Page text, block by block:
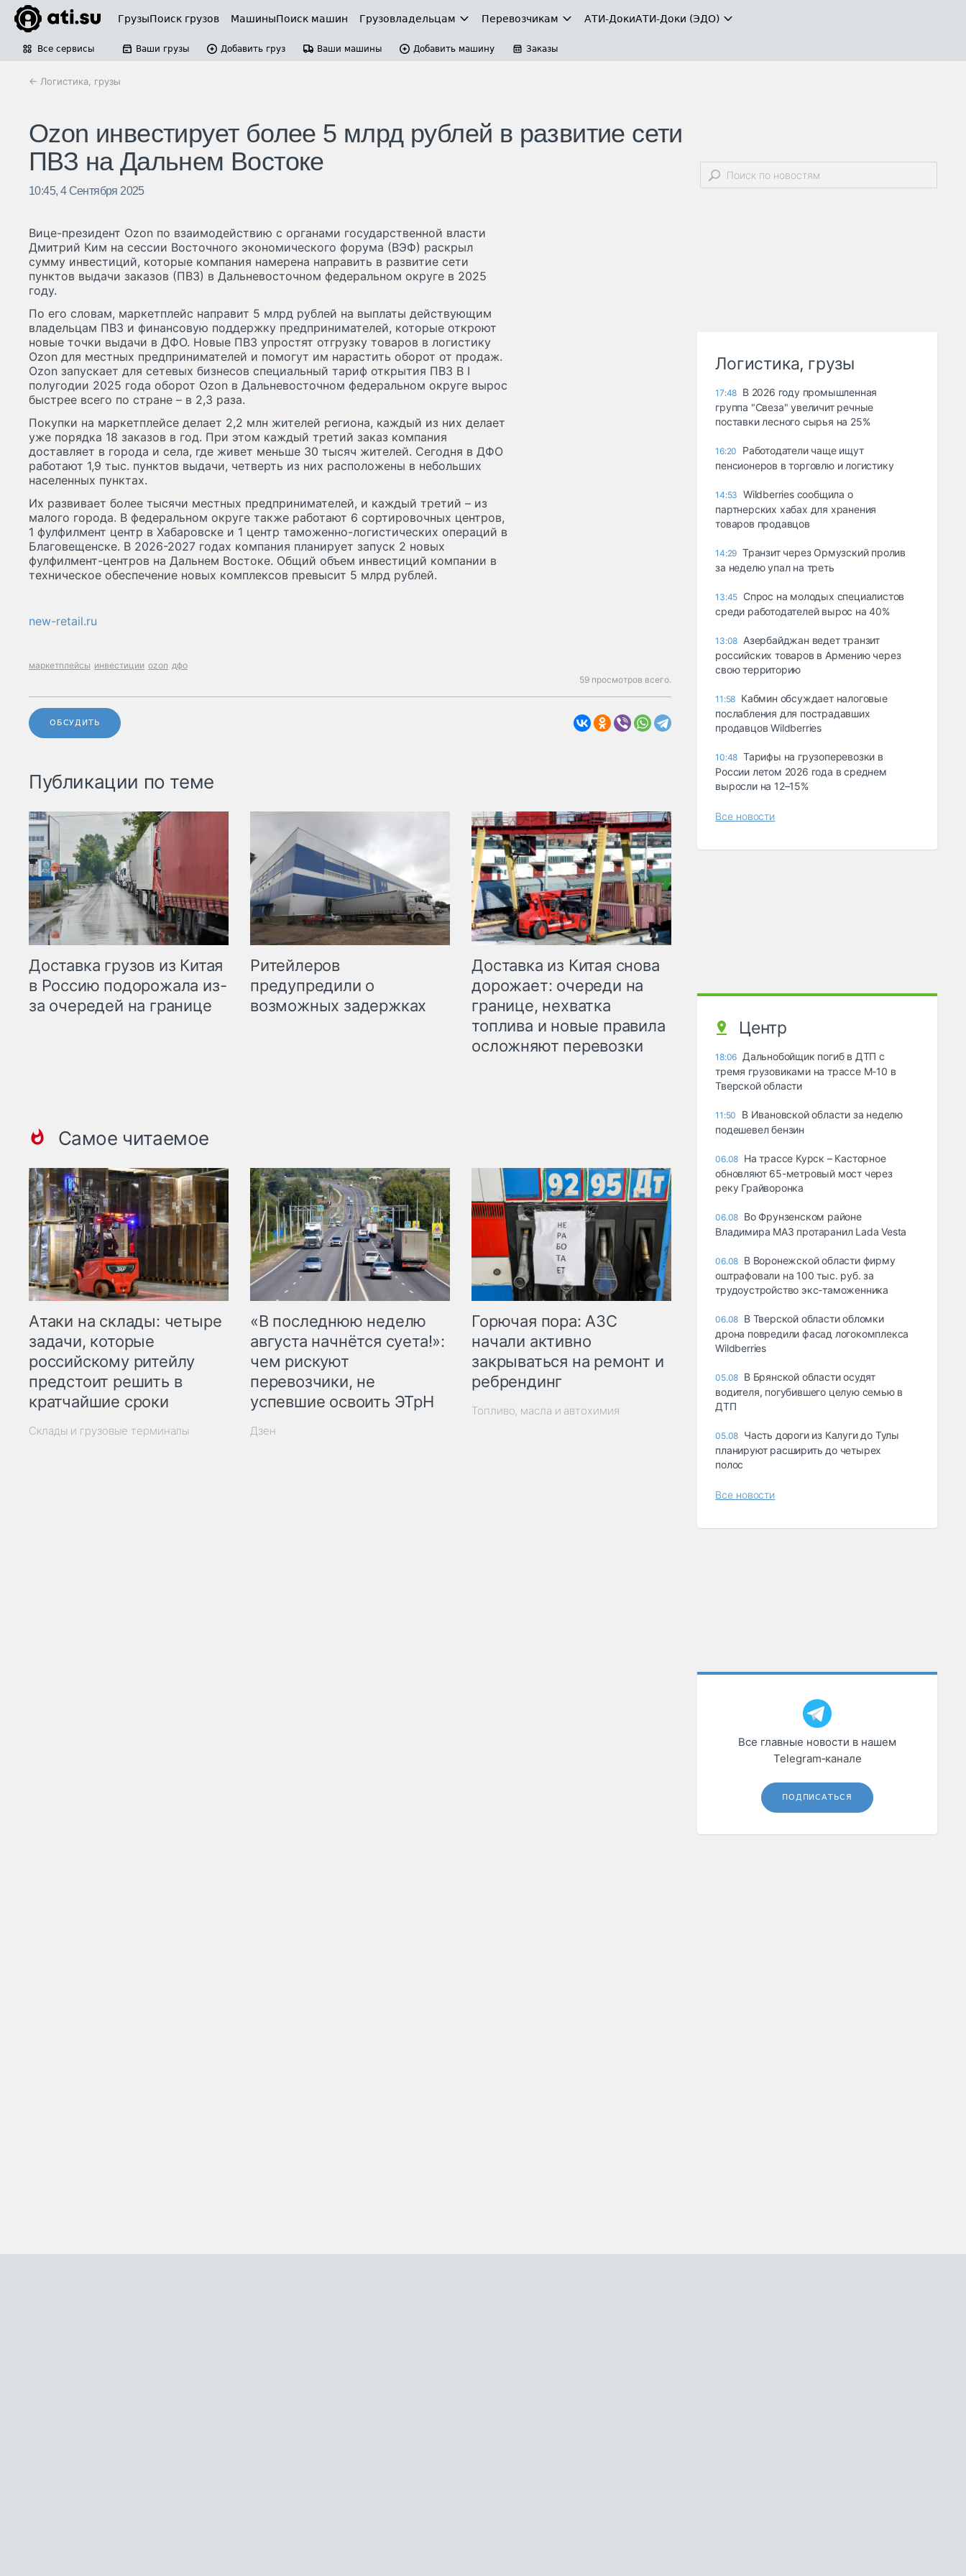
ГрузыПоиск грузов МашиныПоиск машин Грузовладельцам Перевозчикам АТИ-ДокиАТИ-Доки (ЭДО)
Все сервисы Ваши грузы Добавить груз Ваши машины Добавить машину Заказы
← Логистика, грузы
Ozon инвестирует более 5 млрд рублей в развитие сети
ПВЗ на Дальнем Востоке
10:45, 4 Сентября 2025
Вице-президент Ozon по взаимодействию с органами государственной власти
Дмитрий Ким на сессии Восточного экономического форума (ВЭФ) раскрыл
сумму инвестиций, которые компания намерена направить в развитие сети
пунктов выдачи заказов (ПВЗ) в Дальневосточном федеральном округе в 2025
году.
По его словам, маркетплейс направит 5 млрд рублей на выплаты действующим
владельцам ПВЗ и финансовую поддержку предпринимателей, которые откроют
новые точки выдачи в ДФО. Новые ПВЗ упростят отгрузку товаров в логистику
Ozon для местных предпринимателей и помогут им нарастить оборот от продаж.
Ozon запускает для сетевых бизнесов специальный тариф открытия ПВЗ В I
полугодии 2025 года оборот Ozon в Дальневосточном федеральном округе вырос
быстрее всего по стране – в 2,3 раза.
Покупки на маркетплейсе делает 2,2 млн жителей региона, каждый из них делает
уже порядка 18 заказов в год. При этом каждый третий заказ компания
доставляет в города и села, где живет меньше 30 тысяч жителей. Сегодня в ДФО
работают 1,9 тыс. пунктов выдачи, четверть из них расположены в небольших
населенных пунктах.
Их развивает более тысячи местных предпринимателей, и каждый третий – из
малого города. В федеральном округе также работают 6 сортировочных центров,
1 фулфилмент центр в Хабаровске и 1 центр таможенно-логистических операций в
Благовещенске. В 2026-2027 годах компания планирует запуск 2 новых
фулфилмент-центров на Дальнем Востоке. Общий объем инвестиций компании в
техническое обеспечение новых комплексов превысит 5 млрд рублей.
new-retail.ru
маркетплейсы инвестиции ozon дфо
59 просмотров всего.
ОБСУДИТЬ
Публикации по теме
Доставка грузов из Китая
в Россию подорожала из-
за очередей на границе
Ритейлеров
предупредили о
возможных задержках
Доставка из Китая снова
дорожает: очереди на
границе, нехватка
топлива и новые правила
осложняют перевозки
Самое читаемое
Атаки на склады: четыре
задачи, которые
российскому ритейлу
предстоит решить в
кратчайшие сроки
Склады и грузовые терминалы
«В последнюю неделю
августа начнётся суета!»:
чем рискуют
перевозчики, не
успевшие освоить ЭТрН
Дзен
Горючая пора: АЗС
начали активно
закрываться на ремонт и
ребрендинг
Топливо, масла и автохимия
Логистика, грузы
17:48 В 2026 году промышленная
группа "Свеза" увеличит речные
поставки лесного сырья на 25%
16:20
Работодатели чаще ищут
пенсионеров в торговлю и логистику
14:53
Wildberries сообщила о
партнерских хабах для хранения
товаров продавцов
14:29 Транзит через Ормузский пролив
за неделю упал на треть
13:45 Спрос на молодых специалистов
среди работодателей вырос на 40%
13:08 Азербайджан ведет транзит
российских товаров в Армению через
свою территорию
11:58 Кабмин обсуждает налоговые
послабления для пострадавших
продавцов Wildberries
10:48 Тарифы на грузоперевозки в
России летом 2026 года в среднем
выросли на 12–15%
Все новости
Центр
18:06 Дальнобойщик погиб в ДТП с
тремя грузовиками на трассе М-10 в
Тверской области
11:50
В Ивановской области за неделю
подешевел бензин
06.08 На трассе Курск – Касторное
обновляют 65-метровый мост через
реку Грайворонка
06.08 Во Фрунзенском районе
Владимира МАЗ протаранил Lada Vesta
06.08 В Воронежской области фирму
оштрафовали на 100 тыс. руб. за
трудоустройство экс-таможенника
06.08 В Тверской области обломки
дрона повредили фасад логокомплекса
Wildberries
05.08 В Брянской области осудят
водителя, погубившего целую семью в
ДТП
05.08 Часть дороги из Калуги до Тулы
планируют расширить до четырех
полос
Все новости
Все главные новости в нашем
Telegram‑канале
ПОДПИСАТЬСЯ